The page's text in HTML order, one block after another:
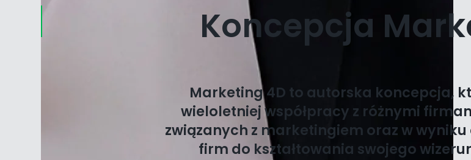
Koncepcja
Marketing 4D to autorska koncepcja,
wieloletniej współpracy z różnymi
związanych z marketingiem oraz w
firm do kształtowania swojego